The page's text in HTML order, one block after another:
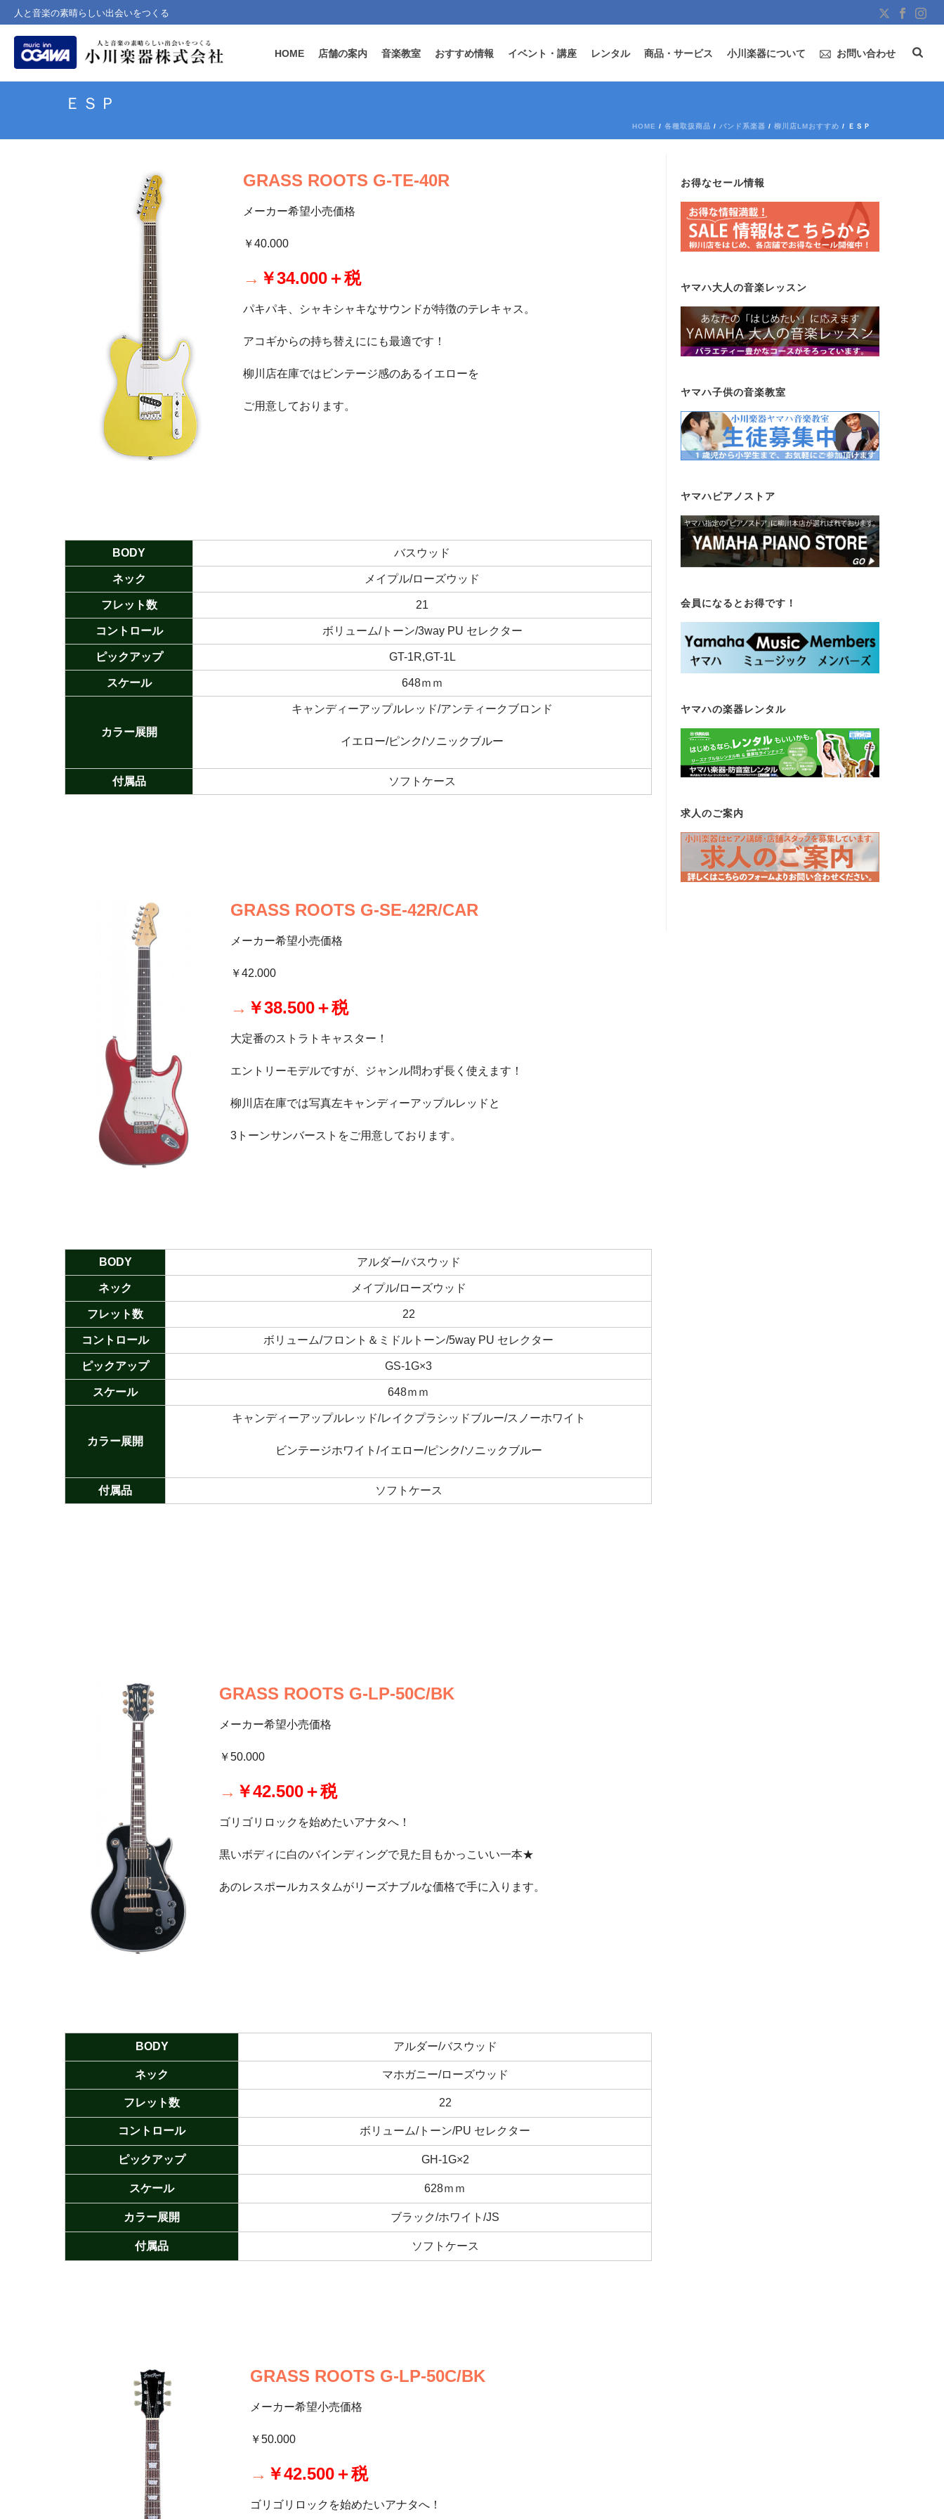
人と音楽の素晴らしい出会いをつくる
HOME 店舗の案内 音楽教室 おすすめ情報 イベント・講座 レンタル 商品・サービス 小川楽器について お問い合わせ
ＥＳＰ
HOME / 各種取扱商品 / バンド系楽器 / 柳川店LMおすすめ / ＥＳＰ
GRASS ROOTS G-TE-40R
メーカー希望小売価格
￥40.000
→ ￥34.000＋税
パキパキ、シャキシャキなサウンドが特徴のテレキャス。
アコギからの持ち替えににも最適です！
柳川店在庫ではビンテージ感のあるイエローを
ご用意しております。
BODY バスウッド
ネック メイプル/ローズウッド
フレット数 21
コントロール ボリューム/トーン/3way PU セレクター
ピックアップ GT-1R,GT-1L
スケール 648ｍｍ
カラー展開
キャンディーアップルレッド/アンティークブロンド
イエロー/ピンク/ソニックブルー
付属品 ソフトケース
GRASS ROOTS G-SE-42R/CAR
メーカー希望小売価格
￥42.000
→ ￥38.500＋税
大定番のストラトキャスター！
エントリーモデルですが、ジャンル問わず長く使えます！
柳川店在庫では写真左キャンディーアップルレッドと
3トーンサンバーストをご用意しております。
BODY アルダー/バスウッド
ネック メイプル/ローズウッド
フレット数 22
コントロール ボリューム/フロント＆ミドルトーン/5way PU セレクター
ピックアップ GS-1G×3
スケール 648ｍｍ
カラー展開
キャンディーアップルレッド/レイクプラシッドブルー/スノーホワイト
ビンテージホワイト/イエロー/ピンク/ソニックブルー
付属品 ソフトケース
GRASS ROOTS G-LP-50C/BK
メーカー希望小売価格
￥50.000
→ ￥42.500＋税
ゴリゴリロックを始めたいアナタへ！
黒いボディに白のバインディングで見た目もかっこいい一本★
あのレスポールカスタムがリーズナブルな価格で手に入ります。
BODY アルダー/バスウッド
ネック マホガニー/ローズウッド
フレット数 22
コントロール ボリューム/トーン/PU セレクター
ピックアップ GH-1G×2
スケール 628ｍｍ
カラー展開 ブラック/ホワイト/JS
付属品 ソフトケース
GRASS ROOTS G-LP-50C/BK
メーカー希望小売価格
￥50.000
→ ￥42.500＋税
ゴリゴリロックを始めたいアナタへ！
お得なセール情報
ヤマハ大人の音楽レッスン
ヤマハ子供の音楽教室
ヤマハピアノストア
会員になるとお得です！
ヤマハの楽器レンタル
求人のご案内